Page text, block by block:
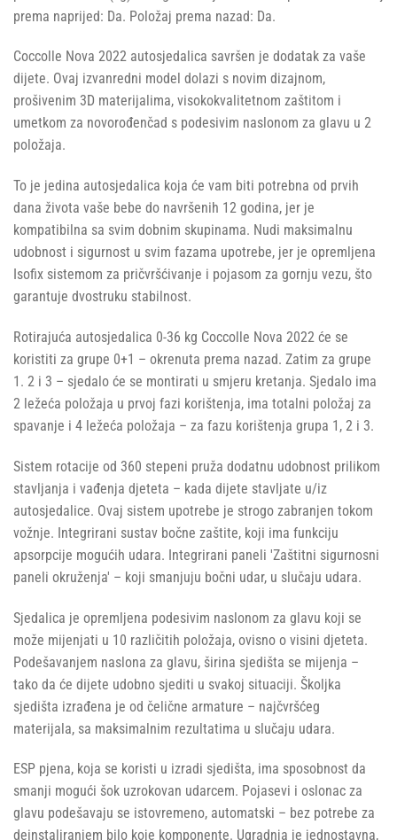
prema naprijed: Da. Položaj prema nazad: Da.
Coccolle Nova 2022 autosjedalica savršen je dodatak za vaše
dijete. Ovaj izvanredni model dolazi s novim dizajnom,
prošivenim 3D materijalima, visokokvalitetnom zaštitom i
umetkom za novorođenčad s podesivim naslonom za glavu u 2
položaja.
To je jedina autosjedalica koja će vam biti potrebna od prvih
dana života vaše bebe do navršenih 12 godina, jer je
kompatibilna sa svim dobnim skupinama. Nudi maksimalnu
udobnost i sigurnost u svim fazama upotrebe, jer je opremljena
Isofix sistemom za pričvršćivanje i pojasom za gornju vezu, što
garantuje dvostruku stabilnost.
Rotirajuća autosjedalica 0-36 kg Coccolle Nova 2022 će se
koristiti za grupe 0+1 – okrenuta prema nazad. Zatim za grupe
1. 2 i 3 – sjedalo će se montirati u smjeru kretanja. Sjedalo ima
2 ležeća položaja u prvoj fazi korištenja, ima totalni položaj za
spavanje i 4 ležeća položaja – za fazu korištenja grupa 1, 2 i 3.
Sistem rotacije od 360 stepeni pruža dodatnu udobnost prilikom
stavljanja i vađenja djeteta – kada dijete stavljate u/iz
autosjedalice. Ovaj sistem upotrebe je strogo zabranjen tokom
vožnje. Integrirani sustav bočne zaštite, koji ima funkciju
apsorpcije mogućih udara. Integrirani paneli 'Zaštitni sigurnosni
paneli okruženja' – koji smanjuju bočni udar, u slučaju udara.
Sjedalica je opremljena podesivim naslonom za glavu koji se
može mijenjati u 10 različitih položaja, ovisno o visini djeteta.
Podešavanjem naslona za glavu, širina sjedišta se mijenja –
tako da će dijete udobno sjediti u svakoj situaciji. Školjka
sjedišta izrađena je od čelične armature – najčvršćeg
materijala, sa maksimalnim rezultatima u slučaju udara.
ESP pjena, koja se koristi u izradi sjedišta, ima sposobnost da
smanji mogući šok uzrokovan udarcem. Pojasevi i oslonac za
glavu podešavaju se istovremeno, automatski – bez potrebe za
deinstaliranjem bilo koje komponente. Ugradnja je jednostavna,